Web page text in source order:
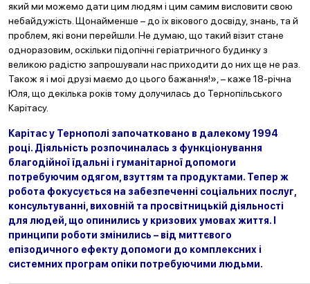
який ми можемо дати цим людям і цим самим висловити свою
небайдужість. Щонайменше – до їх вікового досвіду, знань, та й
проблем, які вони перейшли. Не думаю, що такий візит стане
одноразовим, оскільки підопічні геріатричного будинку з
великою радістю запрошували нас приходити до них ще не раз.
Також я і мої друзі маємо до цього бажання!», – каже 18-річна
Юля, що декілька років тому долучилась до Тернопільського
Карітасу.
Карітас у Тернополі започатковано в далекому 1994
році. Діяльність розпочиналась з функціонування
благодійної їдальні і гуманітарної допомоги
потребуючим одягом, взуттям та продуктами. Тепер ж
робота фокусується на забезпеченні соціальних послуг,
консультуванні, виховній та просвітницькій діяльності
для людей, що опинились у кризових умовах життя. І
принципи роботи змінились – від миттєвого
епізодичного ефекту допомоги до комплексних і
системних програм опіки потребуючими людьми.